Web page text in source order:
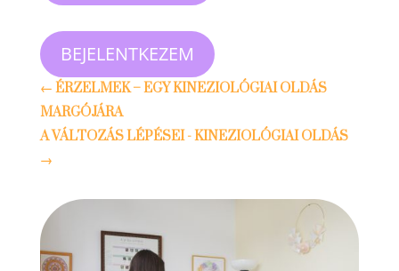
BEJELENTKEZEM
← ÉRZELMEK – EGY KINEZIOLÓGIAI OLDÁS
MARGÓJÁRA
A VÁLTOZÁS LÉPÉSEI - KINEZIOLÓGIAI OLDÁS
→